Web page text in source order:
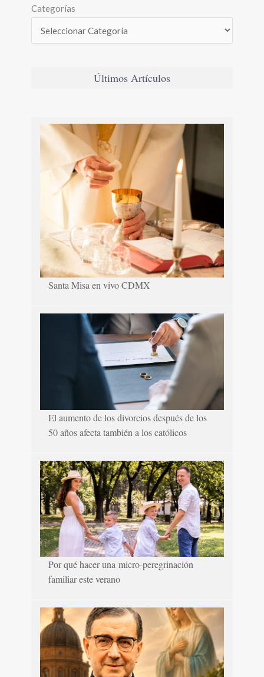
Categorías
Últimos Artículos
Santa Misa en vivo CDMX
El aumento de los divorcios después de los
50 años afecta también a los católicos
Por qué hacer una micro-peregrinación
familiar este verano